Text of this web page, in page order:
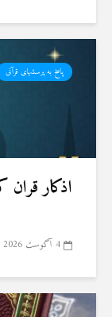
پاسخ به پرسشهای قرآنی
اذکار قران
4 آگوست 2026